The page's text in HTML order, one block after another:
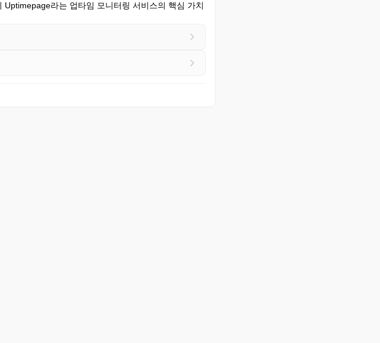
라는 업타임 모니터링 서비스의 핵심 가치